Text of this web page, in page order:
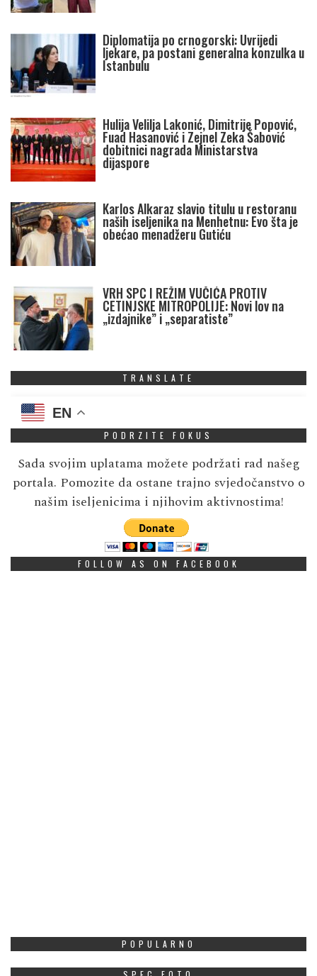
Diplomatija po crnogorski: Uvrijedi
ljekare, pa postani generalna konzulka u
Istanbulu
Hulija Velilja Lakonić, Dimitrije Popović,
Fuad Hasanović i Zejnel Zeka Šabović
dobitnici nagrada Ministarstva
dijaspore
Karlos Alkaraz slavio titulu u restoranu
naših iseljenika na Menhetnu: Evo šta je
obećao menadžeru Gutiću
VRH SPC I REŽIM VUČIĆA PROTIV
CETINJSKE MITROPOLIJE: Novi lov na
„izdajnike” i „separatiste”
TRANSLATE
EN
PODRZITE FOKUS
Sada svojim uplatama možete podržati rad našeg
portala. Pomozite da ostane trajno svjedočanstvo o
našim iseljenicima i njihovim aktivnostima!
FOLLOW AS ON FACEBOOK
POPULARNO